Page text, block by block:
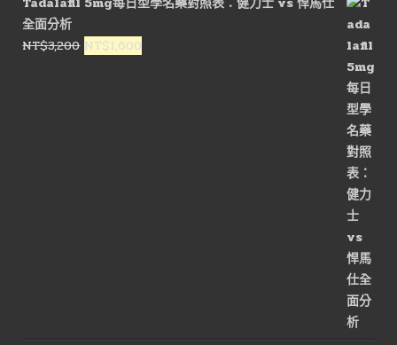
全面分析
NT$3,200 原
NT$1,600